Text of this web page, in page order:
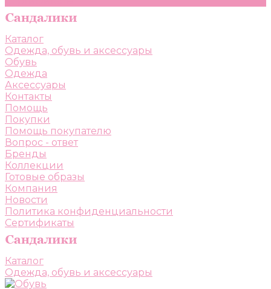
Каталог
Одежда, обувь и аксессуары
Обувь
Одежда
Аксессуары
Контакты
Помощь
Покупки
Помощь покупателю
Вопрос - ответ
Бренды
Коллекции
Готовые образы
Компания
Новости
Политика конфиденциальности
Сертификаты
Каталог
Одежда, обувь и аксессуары